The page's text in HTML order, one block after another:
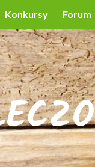
Konkursy Forum